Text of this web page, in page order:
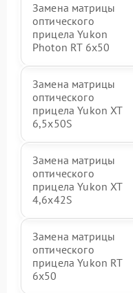
Замена матрицы
оптического
прицела Yukon
Photon RT 6x50
Замена матрицы
оптического
прицела Yukon XT
6,5x50S
Замена матрицы
оптического
прицела Yukon XT
4,6x42S
Замена матрицы
оптического
прицела Yukon RT
6x50